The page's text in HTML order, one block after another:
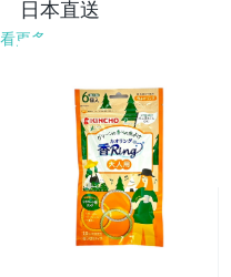
日本直送
看更多